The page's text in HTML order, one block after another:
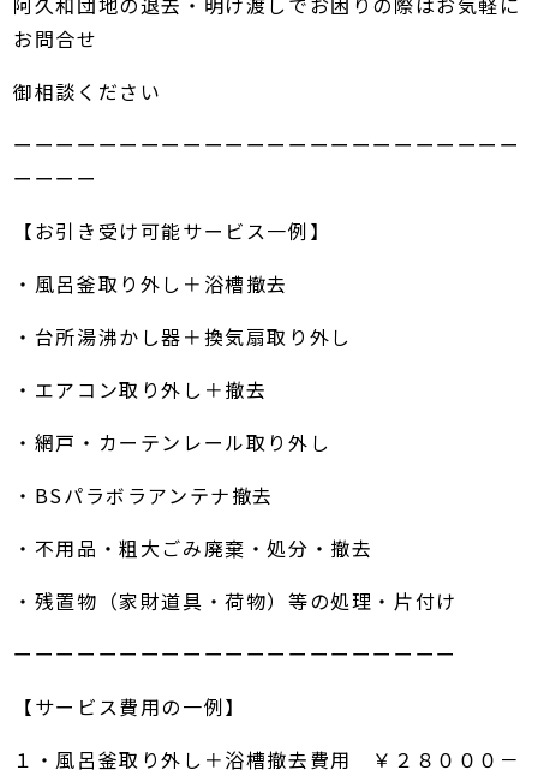
お問合せ
御相談ください
ーーーーーーーーーーーーーーーーーーーーーーーー
ーーーー
【お引き受け可能サービス一例】
・風呂釜取り外し＋浴槽撤去
・台所湯沸かし器＋換気扇取り外し
・エアコン取り外し＋撤去
・網戸・カーテンレール取り外し
・BSパラボラアンテナ撤去
・不用品・粗大ごみ廃棄・処分・撤去
・残置物（家財道具・荷物）等の処理・片付け
ーーーーーーーーーーーーーーーーーーーーー
【サービス費用の一例】
１・風呂釜取り外し＋浴槽撤去費用 ￥２８０００－